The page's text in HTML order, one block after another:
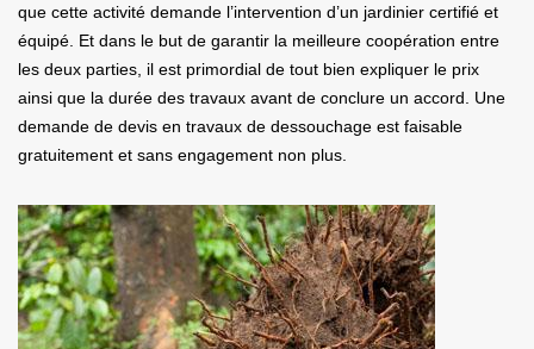
que cette activité demande l’intervention d’un jardinier certifié et
équipé. Et dans le but de garantir la meilleure coopération entre
les deux parties, il est primordial de tout bien expliquer le prix
ainsi que la durée des travaux avant de conclure un accord. Une
demande de devis en travaux de dessouchage est faisable
gratuitement et sans engagement non plus.